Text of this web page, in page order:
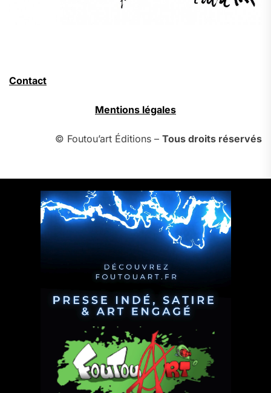
Contact
Mentions légales
© Foutou’art Éditions – Tous droits réservés